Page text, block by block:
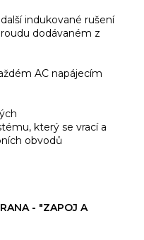
indukované rušení
dodávaném z
AC napájecím
který se vrací a
obvodů
- "ZAPOJ A